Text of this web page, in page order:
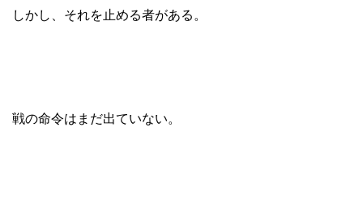
しかし、それを止める者がある。
戦の命令はまだ出ていない。